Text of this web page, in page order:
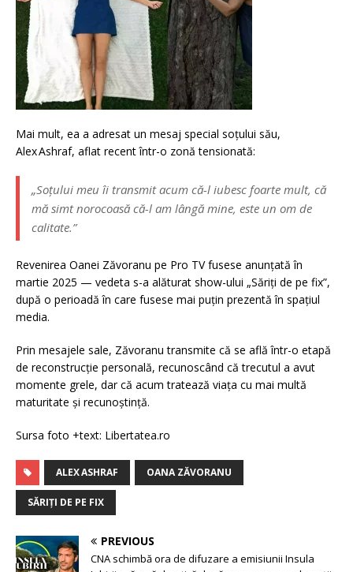
Mai mult, ea a adresat un mesaj special soțului său,
Alex Ashraf, aflat recent într-o zonă tensionată:
„Soțului meu îi transmit acum că-l iubesc foarte mult, că
mă simt norocoasă că-l am lângă mine, este un om de
calitate.”
Revenirea Oanei Zăvoranu pe Pro TV fusese anunțată în
martie 2025 — vedeta s-a alăturat show-ului „Săriți de pe fix”,
după o perioadă în care fusese mai puțin prezentă în spațiul
media.
Prin mesajele sale, Zăvoranu transmite că se află într-o etapă
de reconstrucție personală, recunoscând că trecutul a avut
momente grele, dar că acum tratează viața cu mai multă
maturitate și recunoștință.
Sursa foto +text: Libertatea.ro
ALEX ASHRAF OANA ZĂVORANU
SĂRIȚI DE PE FIX
PREVIOUS
CNA schimbă ora de difuzare a emisiunii Insula